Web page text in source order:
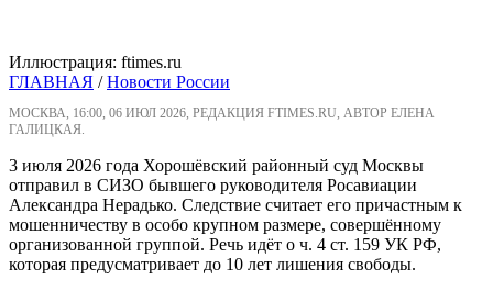
Иллюстрация: ftimes.ru
ГЛАВНАЯ /Новости России
МОСКВА, 16:00, 06 ИЮЛ 2026, РЕДАКЦИЯ FTIMES.RU, АВТОР ЕЛЕНА
ГАЛИЦКАЯ.
3 июля 2026 года Хорошёвский районный суд Москвы
отправил в СИЗО бывшего руководителя Росавиации
Александра Нерадько. Следствие считает его причастным к
мошенничеству в особо крупном размере, совершённому
организованной группой. Речь идёт о ч. 4 ст. 159 УК РФ,
которая предусматривает до 10 лет лишения свободы.